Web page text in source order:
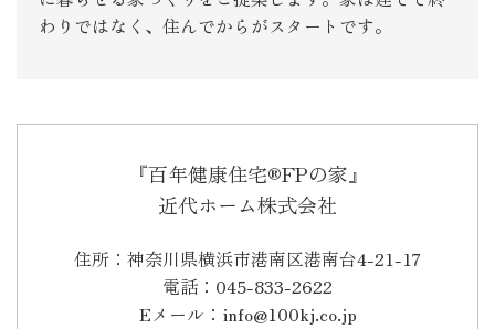
わりではなく、住んでからがスタートです。
『百年健康住宅®FPの家』
近代ホーム株式会社
住所：神奈川県横浜市港南区港南台4-21-17
電話：045-833-2622
Eメール：info@100kj.co.jp